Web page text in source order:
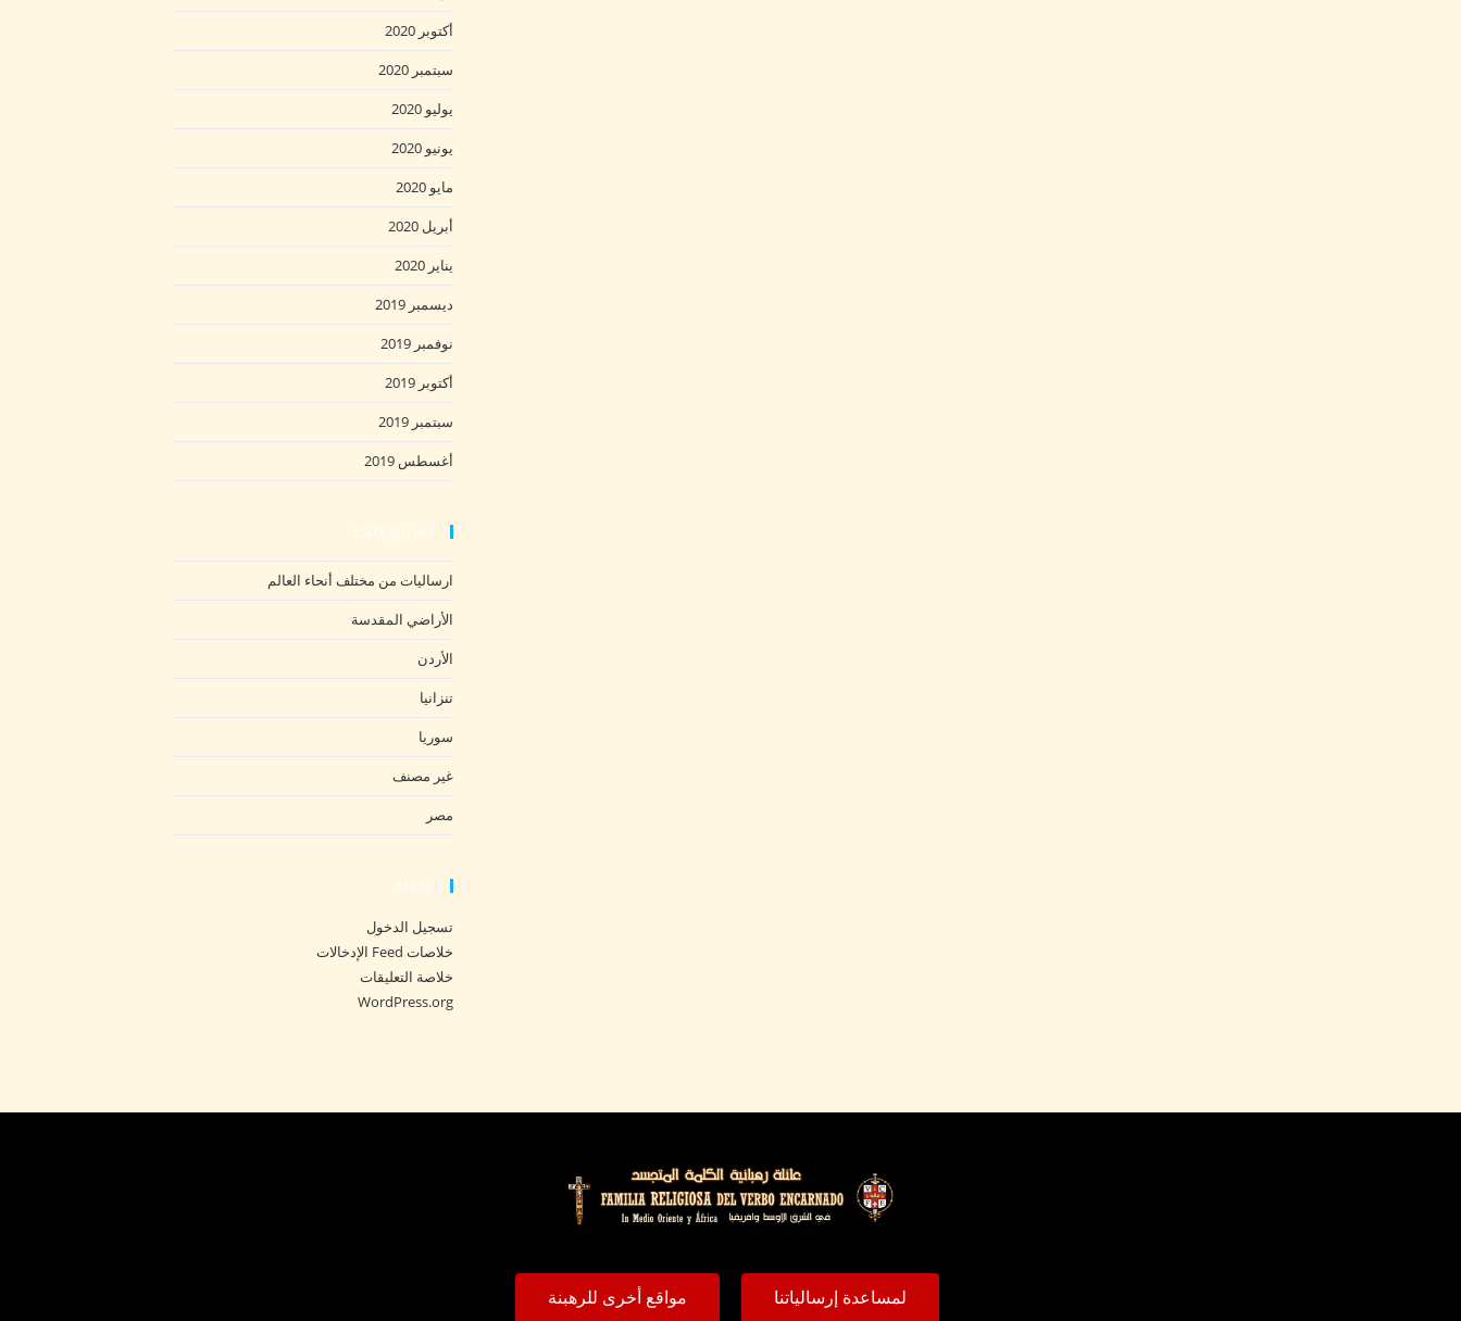
أكتوبر 2020
سبتمبر 2020
يوليو 2020
يونيو 2020
مايو 2020
أبريل 2020
يناير 2020
ديسمبر 2019
نوفمبر 2019
أكتوبر 2019
سبتمبر 2019
أغسطس 2019
Categories
ارساليات من مختلف أنحاء العالم
الأراضي المقدسة
الأردن
تنزانيا
سوريا
غير مصنف
مصر
Meta
تسجيل الدخول
خلاصات Feed الإدخالات
خلاصة التعليقات
WordPress.org
لمساعدة إرسالياتنا مواقع أخرى للرهبنة